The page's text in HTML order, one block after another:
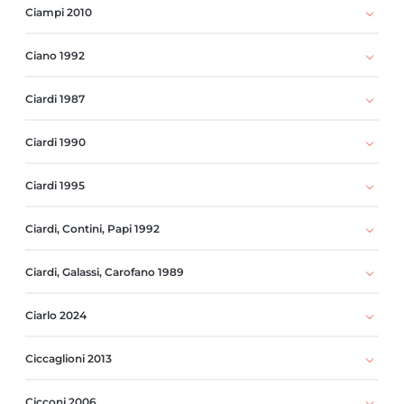
Ciampi 2010
Ciano 1992
Ciardi 1987
Ciardi 1990
Ciardi 1995
Ciardi, Contini, Papi 1992
Ciardi, Galassi, Carofano 1989
Ciarlo 2024
Ciccaglioni 2013